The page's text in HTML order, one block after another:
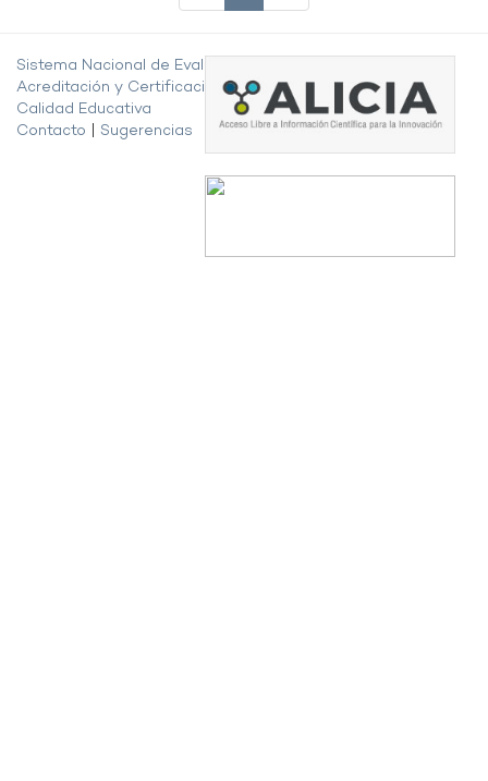
Sistema Nacional de Evaluación,
Acreditación y Certificación de la
Calidad Educativa
Contacto
Sugerencias